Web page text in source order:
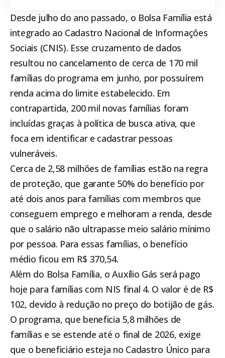
Desde julho do ano passado, o Bolsa Família está
integrado ao Cadastro Nacional de Informações
Sociais (CNIS). Esse cruzamento de dados
resultou no cancelamento de cerca de 170 mil
famílias do programa em junho, por possuírem
renda acima do limite estabelecido. Em
contrapartida, 200 mil novas famílias foram
incluídas graças à política de busca ativa, que
foca em identificar e cadastrar pessoas
vulneráveis.
Cerca de 2,58 milhões de famílias estão na regra
de proteção, que garante 50% do benefício por
até dois anos para famílias com membros que
conseguem emprego e melhoram a renda, desde
que o salário não ultrapasse meio salário mínimo
por pessoa. Para essas famílias, o benefício
médio ficou em R$ 370,54.
Além do Bolsa Família, o Auxílio Gás será pago
hoje para famílias com NIS final 4. O valor é de R$
102, devido à redução no preço do botijão de gás.
O programa, que beneficia 5,8 milhões de
famílias e se estende até o final de 2026, exige
que o beneficiário esteja no Cadastro Único para